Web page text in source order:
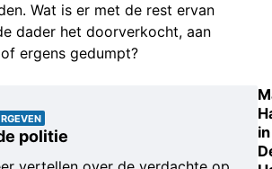
Wat is er met de rest ervan
dader het doorverkocht, aan
ergens gedumpt?
politie
in